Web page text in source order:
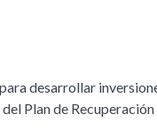
desarrollar
Plan de